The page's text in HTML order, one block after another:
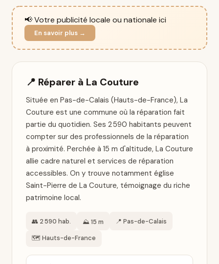
📢 Votre publicité locale ou nationale ici
En savoir plus →
📍 Réparer à La Couture
Située en Pas-de-Calais (Hauts-de-France), La
Couture est une commune où la réparation fait
partie du quotidien. Ses 2 590 habitants peuvent
compter sur des professionnels de la réparation
à proximité. Perchée à 15 m d'altitude, La Couture
allie cadre naturel et services de réparation
accessibles. On y trouve notamment église
Saint-Pierre de La Couture, témoignage du riche
patrimoine local.
👥 2 590 hab. ⛰️ 15 m 📍 Pas-de-Calais
🗺️ Hauts-de-France